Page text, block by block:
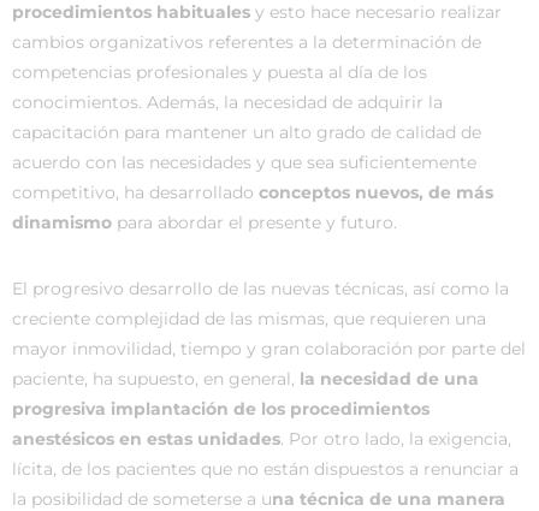
procedimientos habituales y esto hace necesario realizar
cambios organizativos referentes a la determinación de
competencias profesionales y puesta al día de los
conocimientos. Además, la necesidad de adquirir la
capacitación para mantener un alto grado de calidad de
acuerdo con las necesidades y que sea suficientemente
competitivo, ha desarrollado conceptos nuevos, de más
dinamismo para abordar el presente y futuro.
El progresivo desarrollo de las nuevas técnicas, así como la
creciente complejidad de las mismas, que requieren una
mayor inmovilidad, tiempo y gran colaboración por parte del
paciente, ha supuesto, en general, la necesidad de una
progresiva implantación de los procedimientos
anestésicos en estas unidades. Por otro lado, la exigencia,
lícita, de los pacientes que no están dispuestos a renunciar a
la posibilidad de someterse a una técnica de una manera